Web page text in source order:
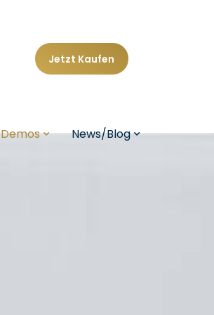
Demos News/Blog
Jetzt Kaufen